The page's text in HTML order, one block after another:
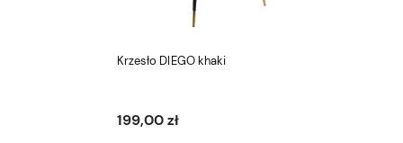
Krzesło DIEGO khaki
199,00 zł